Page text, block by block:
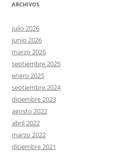
ARCHIVOS
julio 2026
junio 2026
marzo 2026
septiembre 2025
enero 2025
septiembre 2024
diciembre 2023
agosto 2022
abril 2022
marzo 2022
diciembre 2021